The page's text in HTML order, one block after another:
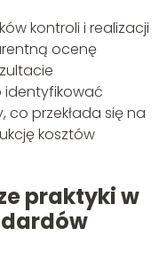
kontroli i realizacji
ocenę
identyfikować
przekłada się na
kosztów
praktyki w